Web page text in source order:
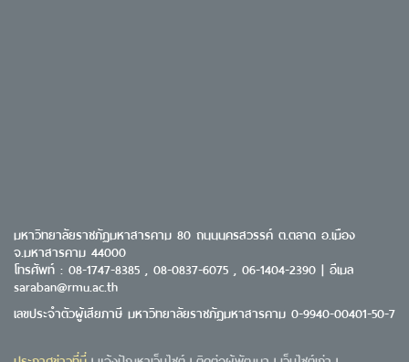
มหาวิทยาลัยราชภัฏมหาสารคาม 80 ถนนนครสวรรค์ ต.ตลาด อ.เมือง
จ.มหาสารคาม 44000
โทรศัพท์ : 08-1747-8385 , 08-0837-6075 , 06-1404-2390 | อีเมล
saraban@rmu.ac.th
เลขประจำตัวผู้เสียภาษี มหาวิทยาลัยราชภัฏมหาสารคาม 0-9940-00401-50-7